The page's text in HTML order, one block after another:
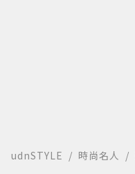
udnSTYLE 時尚名人